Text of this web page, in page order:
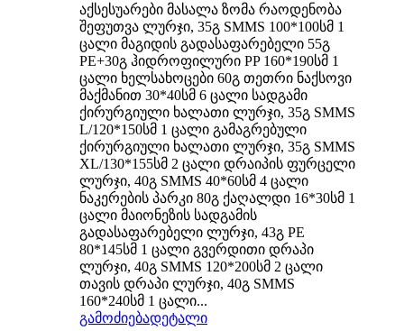
აქსესუარები მასალა ზომა რაოდენობა
შეფუთვა ლურჯი, 35გ SMMS 100*100სმ 1
ცალი მაგიდის გადასაფარებელი 55გ
PE+30გ ჰიდროფილური PP 160*190სმ 1
ცალი ხელსახოცები 60გ თეთრი ნაქსოვი
მაქმანით 30*40სმ 6 ცალი სადგამი
ქირურგიული ხალათი ლურჯი, 35გ SMMS
L/120*150სმ 1 ცალი გამაგრებული
ქირურგიული ხალათი ლურჯი, 35გ SMMS
XL/130*155სმ 2 ცალი დრაიპის ფურცელი
ლურჯი, 40გ SMMS 40*60სმ 4 ცალი
ნაკერების პარკი 80გ ქაღალდი 16*30სმ 1
ცალი მაიონეზის სადგამის
გადასაფარებელი ლურჯი, 43გ PE
80*145სმ 1 ცალი გვერდითი დრაპი
ლურჯი, 40გ SMMS 120*200სმ 2 ცალი
თავის დრაპი ლურჯი, 40გ SMMS
160*240სმ 1 ცალი...
გამოძიებადეტალი